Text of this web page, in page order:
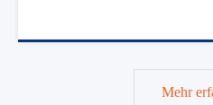
Mehr